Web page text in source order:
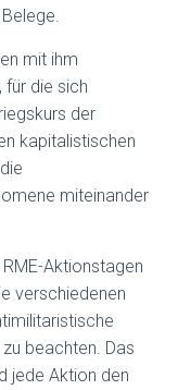
mit ihm
für die sich
der
kapitalistischen
miteinander
Aktionstagen
verschiedenen
beachten. Das
jede Aktion den